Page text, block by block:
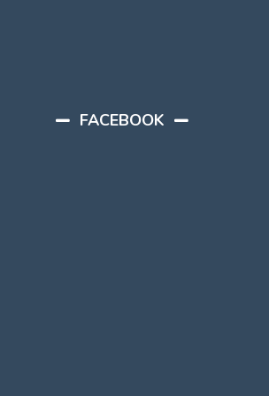
FACEBOOK